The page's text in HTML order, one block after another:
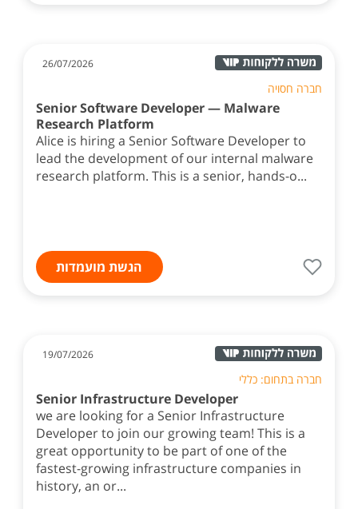
26/07/2026
חברה חסויה
Senior Software Developer — Malware
Research Platform
Alice is hiring a Senior Software Developer to
lead the development of our internal malware
research platform. This is a senior, hands-o...
הגשת מועמדות
19/07/2026
חברה בתחום: כללי
Senior Infrastructure Developer
we are looking for a Senior Infrastructure
Developer to join our growing team! This is a
great opportunity to be part of one of the
fastest-growing infrastructure companies in
history, an or...